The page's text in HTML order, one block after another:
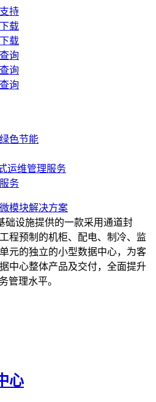
持
载
载
询
询
询
色节能
运维管理服务
务
微模块解决方案
础设施提供的一款采用通道封
程预制的机柜、配电、制冷、监
元的独立的小型数据中心，为客
中心整体产品及交付，全面提升
管理水平。
心